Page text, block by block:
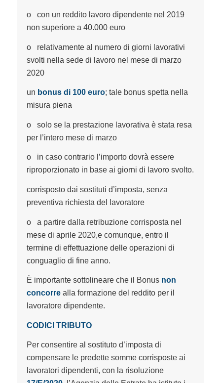
o con un reddito lavoro dipendente nel 2019
non superiore a 40.000 euro
o relativamente al numero di giorni lavorativi
svolti nella sede di lavoro nel mese di marzo
2020
un bonus di 100 euro; tale bonus spetta nella
misura piena
o solo se la prestazione lavorativa è stata resa
per l’intero mese di marzo
o in caso contrario l’importo dovrà essere
riproporzionato in base ai giorni di lavoro svolto.
corrisposto dai sostituti d’imposta, senza
preventiva richiesta del lavoratore
o a partire dalla retribuzione corrisposta nel
mese di aprile 2020,e comunque, entro il
termine di effettuazione delle operazioni di
conguaglio di fine anno.
È importante sottolineare che il Bonus non
concorrealla formazione del reddito per il
lavoratore dipendente.
CODICI TRIBUTO
Per consentire al sostituto d’imposta di
compensare le predette somme corrisposte ai
lavoratori dipendenti, con la risoluzione